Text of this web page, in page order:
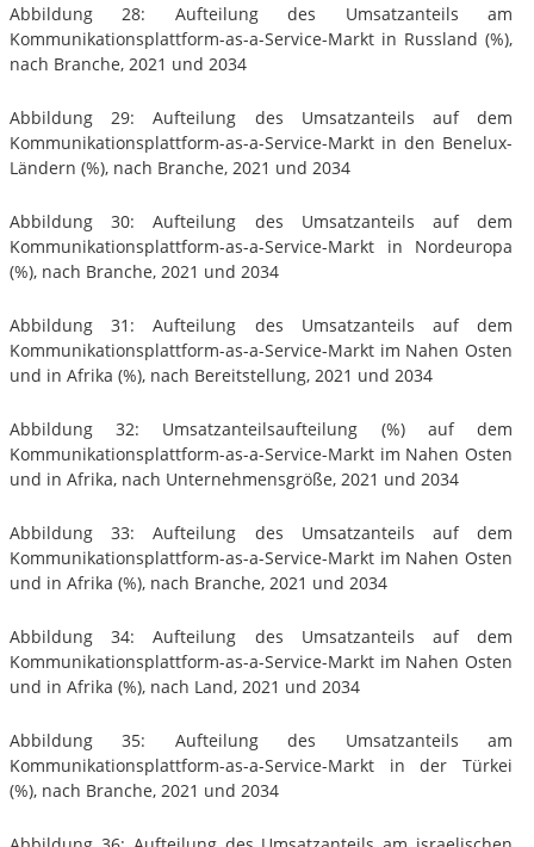
Abbildung 28: Aufteilung des Umsatzanteils am
Kommunikationsplattform-as-a-Service-Markt in Russland (%),
nach Branche, 2021 und 2034
Abbildung 29: Aufteilung des Umsatzanteils auf dem
Kommunikationsplattform-as-a-Service-Markt in den Benelux-
Ländern (%), nach Branche, 2021 und 2034
Abbildung 30: Aufteilung des Umsatzanteils auf dem
Kommunikationsplattform-as-a-Service-Markt in Nordeuropa
(%), nach Branche, 2021 und 2034
Abbildung 31: Aufteilung des Umsatzanteils auf dem
Kommunikationsplattform-as-a-Service-Markt im Nahen Osten
und in Afrika (%), nach Bereitstellung, 2021 und 2034
Abbildung 32: Umsatzanteilsaufteilung (%) auf dem
Kommunikationsplattform-as-a-Service-Markt im Nahen Osten
und in Afrika, nach Unternehmensgröße, 2021 und 2034
Abbildung 33: Aufteilung des Umsatzanteils auf dem
Kommunikationsplattform-as-a-Service-Markt im Nahen Osten
und in Afrika (%), nach Branche, 2021 und 2034
Abbildung 34: Aufteilung des Umsatzanteils auf dem
Kommunikationsplattform-as-a-Service-Markt im Nahen Osten
und in Afrika (%), nach Land, 2021 und 2034
Abbildung 35: Aufteilung des Umsatzanteils am
Kommunikationsplattform-as-a-Service-Markt in der Türkei
(%), nach Branche, 2021 und 2034